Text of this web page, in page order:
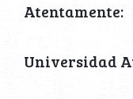
Atentamente:
Universidad